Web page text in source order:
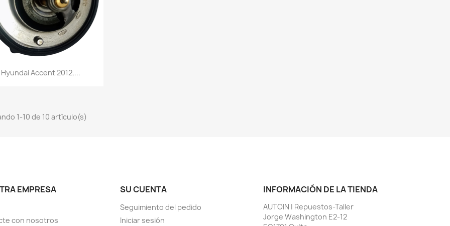
Vista rápida
Hyundai Accent 2012,...
1-10 de 10 artículo(s)
EMPRESA
con nosotros
SU CUENTA
Seguimiento del pedido
Iniciar sesión
INFORMACIÓN DE LA TIENDA
AUTOIN | Repuestos-Taller
Jorge Washington E2-12